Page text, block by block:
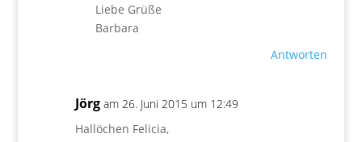
Liebe Grüße
Barbara
Antworten
Jörg am 26. Juni 2015 um 12:49
Hallöchen Felicia,